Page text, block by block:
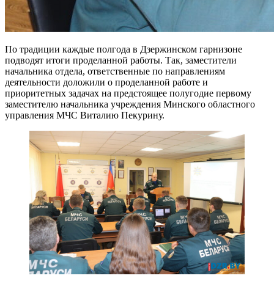
По традиции каждые полгода в Дзержинском гарнизоне
подводят итоги проделанной работы. Так, заместители
начальника отдела, ответственные по направлениям
деятельности доложили о проделанной работе и
приоритетных задачах на предстоящее полугодие первому
заместителю начальника учреждения Минского областного
управления МЧС Виталию Пекурину.